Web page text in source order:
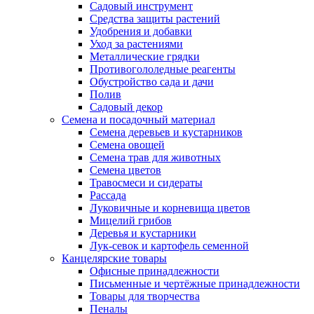
Садовый инструмент
Средства защиты растений
Удобрения и добавки
Уход за растениями
Металлические грядки
Противогололедные реагенты
Обустройство сада и дачи
Полив
Садовый декор
Семена и посадочный материал
Семена деревьев и кустарников
Семена овощей
Семена трав для животных
Семена цветов
Травосмеси и сидераты
Рассада
Луковичные и корневища цветов
Мицелий грибов
Деревья и кустарники
Лук-севок и картофель семенной
Канцелярские товары
Офисные принадлежности
Письменные и чертёжные принадлежности
Товары для творчества
Пеналы